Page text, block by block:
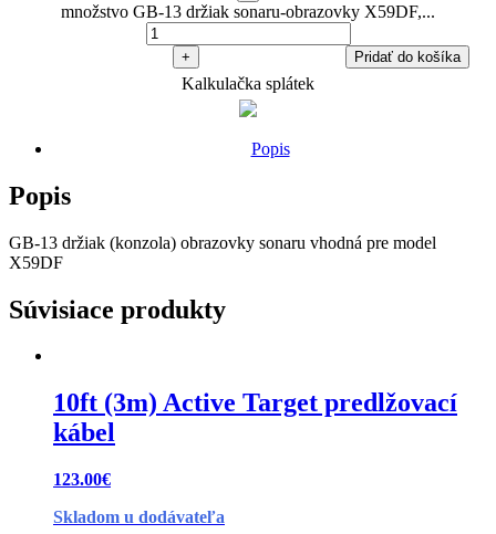
množstvo GB-13 držiak sonaru-obrazovky X59DF,...
+ Pridať do košíka
Kalkulačka splátek
Popis
Popis
GB-13 držiak (konzola) obrazovky sonaru vhodná pre model
X59DF
Súvisiace produkty
10ft (3m) Active Target predlžovací
kábel
123.00€
Skladom u dodávateľa